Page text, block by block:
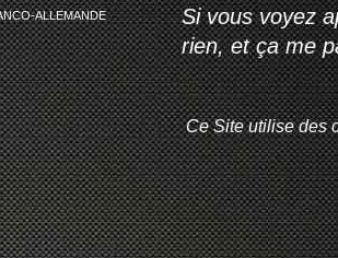
ALLEMANDE
Si vous voyez
rien, et ça me
Ce Site utilise des